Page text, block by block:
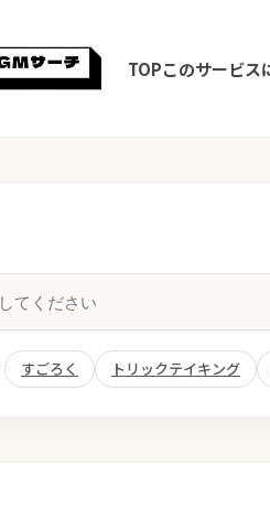
TOPこのサービス
すごろく トリックテイキング